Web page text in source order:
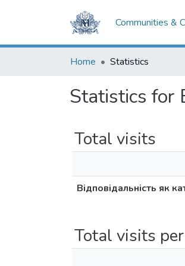
Communities &
Home Statistics
Statistics for
Total visits
Відповідальність як
Total visits